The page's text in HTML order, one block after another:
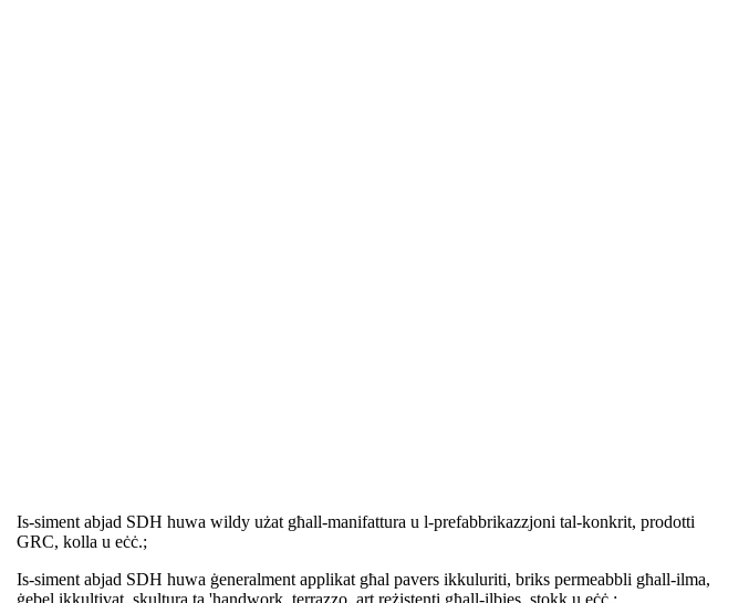
Is-siment abjad SDH huwa wildy użat għall-manifattura u l-prefabbrikazzjoni tal-konkrit, prodotti
GRC, kolla u eċċ.;
Is-siment abjad SDH huwa ġeneralment applikat għal pavers ikkuluriti, briks permeabbli għall-ilma,
ġebel ikkultivat, skultura ta 'handwork, terrazzo, art reżistenti għall-ilbies, stokk u eċċ.;